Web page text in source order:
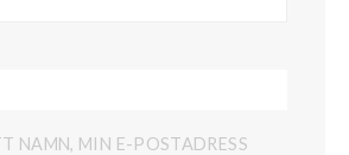
NAMN, MIN E-POSTADRESS